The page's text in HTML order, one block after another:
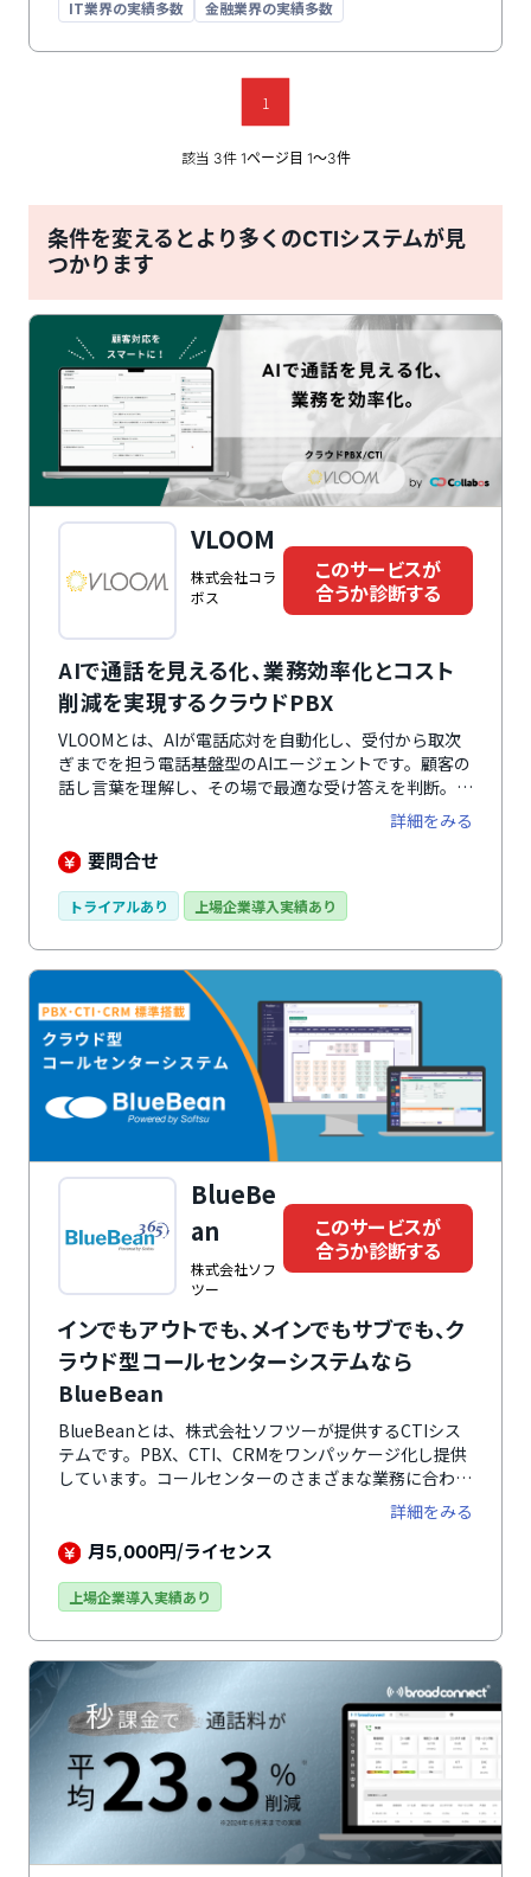
なるAPIを提供など、高度なノウハウをもつNTTテクノ
IT業界の実績多数 金融業界の実績多数
1
該当 3件 1ページ目 1〜3件
条件を変えるとより多くのCTIシステムが見
つかります
VLOOM
株式会社コラ
ボス
このサービスが
合うか診断する
AIで通話を見える化、業務効率化とコスト
削減を実現するクラウドPBX
VLOOMとは、AIが電話応対を自動化し、受付から取次
ぎまでを担う電話基盤型のAIエージェントです。顧客の
話し言葉を理解し、その場で最適な受け答えを判断。
FAQ回答や本人確認、顧客情報の照合、担当部署への取
次ぎなどを自動で行います。また、NTTドコモビジネ
スソリューションズやKDDI、ソフトバンク、楽天など
環境を変えずに導入可能です。PBXを基盤としているた
が発生せず、運用コストを抑えられます。
詳細をみる
要問合せ
トライアルあり 上場企業導入実績あり
BlueBe
an
株式会社ソフ
ツー
このサービスが
合うか診断する
インでもアウトでも、メインでもサブでも、ク
ラウド型コールセンターシステムなら
BlueBean
BlueBeanとは、株式会社ソフツーが提供するCTIシス
テムです。PBX、CTI、CRMをワンパッケージ化し提供
しています。コールセンターのさまざまな業務に合わ
せ、ユーザー側で細かく設定できる自由度の高さが特徴
です。ライセンスはIN・OUT両対応なので、インバウン
ド・アウトバウンドの切替も自由自在。1つのサーバー
ずオペレーターが複数業務を兼任できます。大きな魅力
BlueBean365にて24時間365日いつでもオンライン上
で完結できること。シームレスに申請ができるので、機
能性・利便性に優れたソリューションとなっています。
詳細をみる
月5,000円/ライセンス
上場企業導入実績あり